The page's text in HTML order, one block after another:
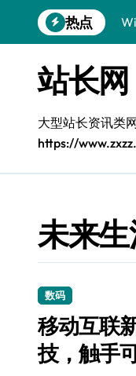
到
热点
鸿
计
弹
快
站长网
大型站长资讯类
https://
未来
数码
移动互联
技，触手